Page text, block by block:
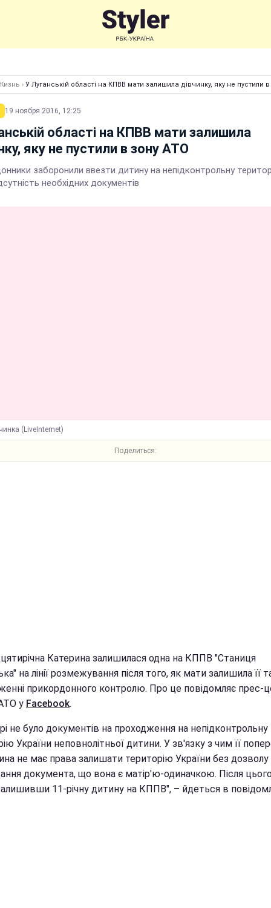
› У Луганській області на КПВВ мати залишила дівчинку, яку не пустили
19 ноября 2016, 12:25
області на КПВВ мати залишила
яку не пустили в зону АТО
заборонили ввезти дитину на непідконтрольну
необхідних документів
(LiveInternet)
Поделиться:
Катерина залишилася одна на КППВ "Станиця
на лінії розмежування після того, як мати залишила її
прикордонного контролю. Про це повідомляє прес-
у Facebook.
не було документів на проходження на непідконтрольну
України неповнолітньої дитини. У зв'язку з чим її
не має права залишати територію України без дозволу
документа, що вона є матір'ю-одиначкою. Після
11-річну дитину на КППВ", – йдеться в